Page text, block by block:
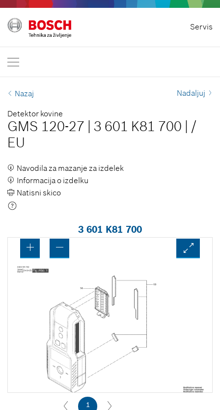
Servis
Odstopi od pogodbe
Bosch profesionalna električna orodja
Nazaj Nadaljuj
Detektor kovine
GMS 120-27 3 601 K81 700 /
EU
Navodila za mazanje za izdelek
Informacija o izdelku
Natisni skico
3 601 K81 700
1